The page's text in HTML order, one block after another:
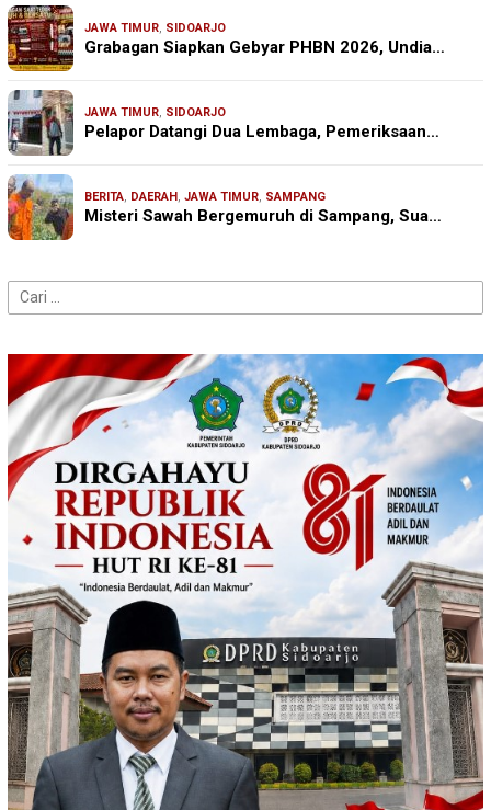
JAWA TIMUR, SIDOARJO
Grabagan Siapkan Gebyar PHBN 2026, Undia…
JAWA TIMUR, SIDOARJO
Pelapor Datangi Dua Lembaga, Pemeriksaan…
BERITA, DAERAH, JAWA TIMUR, SAMPANG
Misteri Sawah Bergemuruh di Sampang, Sua…
Cari
untuk: